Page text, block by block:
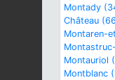
Montady
Château
Montaren-
Montauriol
Montblanc